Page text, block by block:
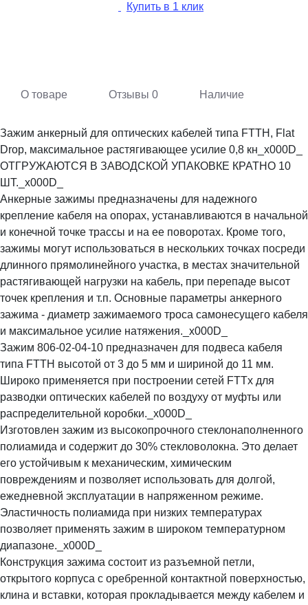
Купить в 1 клик
О товаре Отзывы 0 Наличие
Зажим анкерный для оптических кабелей типа FTTH, Flat
Drop, максимальное растягивающее усилие 0,8 кн_x000D_
ОТГРУЖАЮТСЯ В ЗАВОДСКОЙ УПАКОВКЕ КРАТНО 10
ШТ._x000D_
Анкерные зажимы предназначены для надежного
крепление кабеля на опорах, устанавливаются в начальной
и конечной точке трассы и на ее поворотах. Кроме того,
зажимы могут использоваться в нескольких точках посреди
длинного прямолинейного участка, в местах значительной
растягивающей нагрузки на кабель, при перепаде высот
точек крепления и т.п. Основные параметры анкерного
зажима - диаметр зажимаемого троса самонесущего кабеля
и максимальное усилие натяжения._x000D_
Зажим 806-02-04-10 предназначен для подвеса кабеля
типа FTTH высотой от 3 до 5 мм и шириной до 11 мм.
Широко применяется при построении сетей FTTx для
разводки оптических кабелей по воздуху от муфты или
распределительной коробки._x000D_
Изготовлен зажим из высокопрочного стеклонаполненного
полиамида и содержит до 30% стекловолокна. Это делает
его устойчивым к механическим, химическим
повреждениям и позволяет использовать для долгой,
ежедневной эксплуатации в напряженном режиме.
Эластичность полиамида при низких температурах
позволяет применять зажим в широком температурном
диапазоне._x000D_
Конструкция зажима состоит из разъемной петли,
открытого корпуса с оребренной контактной поверхностью,
клина и вставки, которая прокладывается между кабелем и